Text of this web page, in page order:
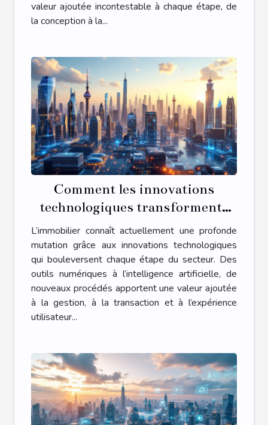
valeur ajoutée incontestable à chaque étape, de
la conception à la...
Comment les innovations
technologiques transforment-
elles l'immobilier ?
L’immobilier connaît actuellement une profonde
mutation grâce aux innovations technologiques
qui bouleversent chaque étape du secteur. Des
outils numériques à l’intelligence artificielle, de
nouveaux procédés apportent une valeur ajoutée
à la gestion, à la transaction et à l’expérience
utilisateur...